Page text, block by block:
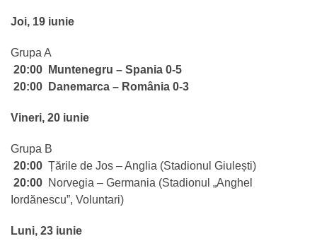
Joi, 19 iunie
Grupa A
20:00 Muntenegru – Spania 0-5
20:00 Danemarca – România 0-3
Vineri, 20 iunie
Grupa B
20:00 Țările de Jos – Anglia (Stadionul Giulești)
20:00 Norvegia – Germania (Stadionul „Anghel
Iordănescu”, Voluntari)
Luni, 23 iunie